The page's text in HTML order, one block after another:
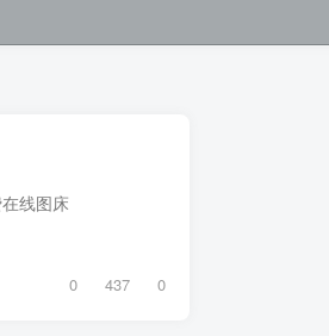
线图床
0 437 0